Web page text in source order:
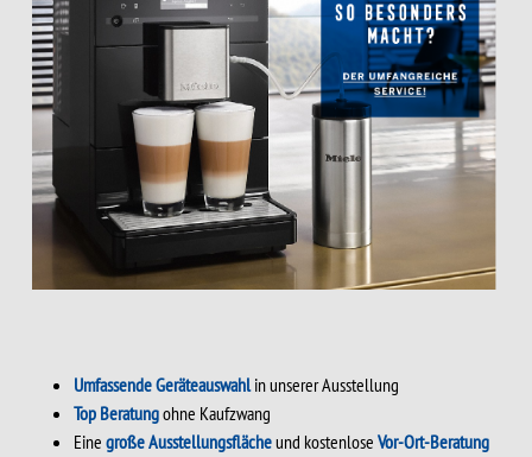
Umfassende Geräteauswahlin unserer Ausstellung
Top Beratungohne Kaufzwang
Einegroße Ausstellungsflächeund kostenloseVor-Ort-Beratung